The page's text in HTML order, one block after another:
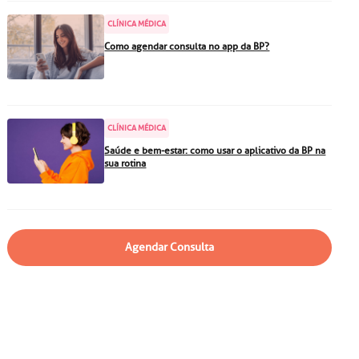
Paulista, São Paulo - SP
Solicitação de veracidade de
atestado
CLÍNICA MÉDICA
Como agendar consulta no app da BP?
CLÍNICA MÉDICA
Saúde e bem-estar: como usar o aplicativo da BP na
sua rotina
Agendar Consulta